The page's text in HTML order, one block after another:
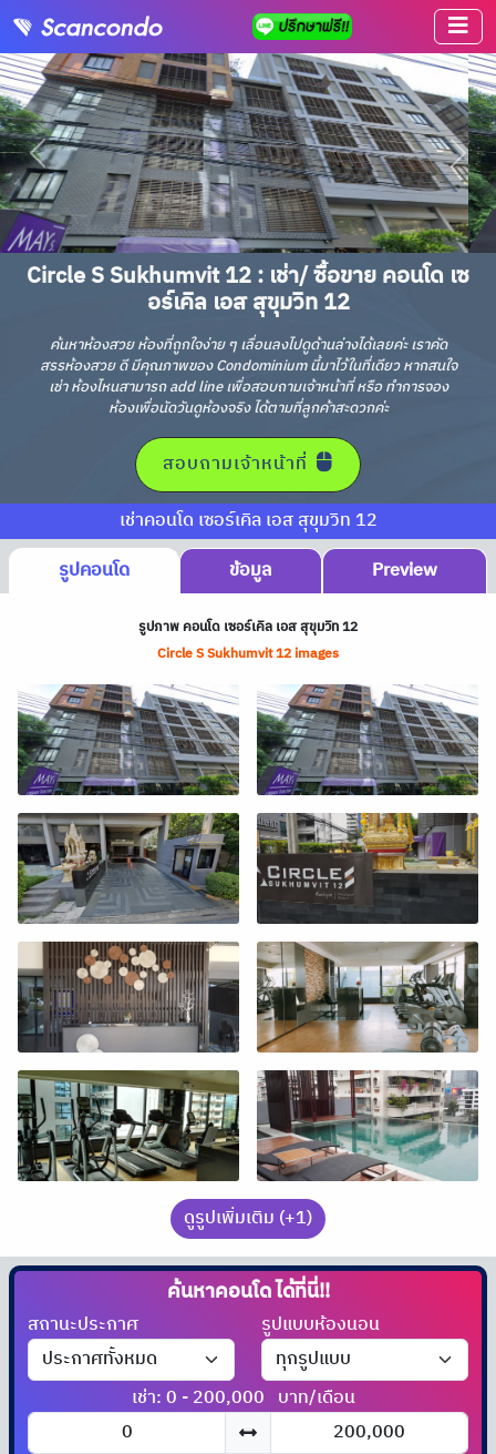
Circle S Sukhumvit 12 : เช่า/ ซื้อขาย คอนโด เซ
อร์เคิล เอส สุขุมวิท 12
ค้นหาห้องสวย ห้องที่ถูกใจง่าย ๆ เลื่อนลงไปดูด้านล่างได้เลยค่ะ เราคัด
สรรห้องสวย ดี มีคุณภาพของ Condominium นี้มาไว้ในที่เดียว หากสนใจ
เช่า ห้องไหนสามารถ add line เพื่อสอบถามเจ้าหน้าที่ หรือ ทำการจอง
ห้องเพื่อนัดวันดูห้องจริง ได้ตามที่ลูกค้าสะดวกค่ะ
สอบถามเจ้าหน้าที่
เช่าคอนโด เซอร์เคิล เอส สุขุมวิท 12
รูปคอนโด
ข้อมูล Preview
รูปภาพ คอนโด เซอร์เคิล เอส สุขุมวิท 12
Circle S Sukhumvit 12 images
ดูรูปเพิ่มเติม (+1)
ค้นหาคอนโดได้ที่นี่!!
สถานะประกาศ รูปแบบห้องนอน
เช่า: 0 - 200,000 บาท/เดือน